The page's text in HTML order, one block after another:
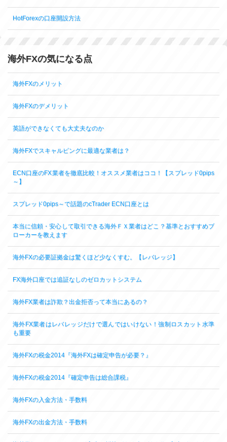
HotForexの口座開設方法
海外FXの気になる点
海外FXのメリット
海外FXのデメリット
英語ができなくても大丈夫なのか
海外FXでスキャルピングに最適な業者は？
ECN口座のFX業者を徹底比較！オススメ業者はココ！【スプレッド0pips
～】
スプレッド0pips～で話題のcTrader ECN口座とは
本当に信頼・安心して取引できる海外ＦＸ業者はどこ？基準とおすすめブ
ローカーを教えます
海外FXの必要証拠金は驚くほど少なくすむ。【レバレッジ】
FX海外口座では追証なしのゼロカットシステム
海外FX業者は詐欺？出金拒否って本当にあるの？
海外FX業者はレバレッジだけで選んではいけない！強制ロスカット水準
も重要
海外FXの税金2014『海外FXは確定申告が必要？』
海外FXの税金2014『確定申告は総合課税』
海外FXの入金方法・手数料
海外FXの出金方法・手数料